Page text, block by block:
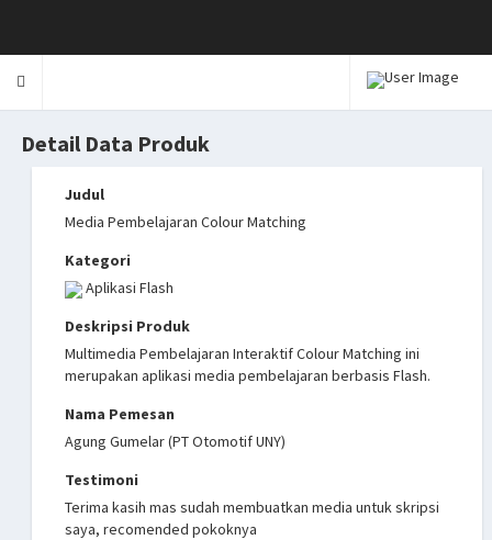
Detail Data Produk
Judul
Media Pembelajaran Colour Matching
Kategori
Aplikasi Flash
Deskripsi Produk
Multimedia Pembelajaran Interaktif Colour Matching ini
merupakan aplikasi media pembelajaran berbasis Flash.
Nama Pemesan
Agung Gumelar (PT Otomotif UNY)
Testimoni
Terima kasih mas sudah membuatkan media untuk skripsi
saya, recomended pokoknya